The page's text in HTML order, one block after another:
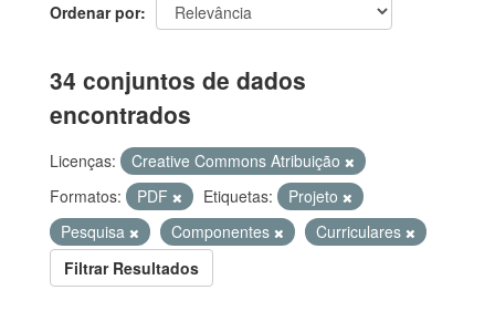
Ordenar por
34 conjuntos de dados
encontrados
Licenças:
Creative Commons Atribuição
Formatos:
PDF Etiquetas:
Projeto
Pesquisa
Componentes
Curriculares
Filtrar Resultados